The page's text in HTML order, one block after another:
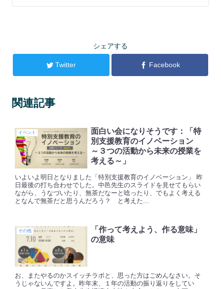
シェアする
Twitter Facebook
関連記事
イベント
面白い会になりそうです：「特
別支援教育のイノベーション
～３つの活動から未来の授業を
考える～」
いよいよ明日となりました「特別支援教育のイノベーション」 昨
日最後の打ち合わせでした。中邑先生のスライドを見せてもらい
ながら、うなづいたり、無茶だなーと唸ったり、でもよく考える
となんで無茶だと思うんだろう？ と考えた...
その他
「作って考えよう、作る意味」
の意味
お、またやるのかスイッチラボと、思った方はごめんなさい。そ
うじゃないんですよ。昨年末、１年の活動の振り返りをしてい